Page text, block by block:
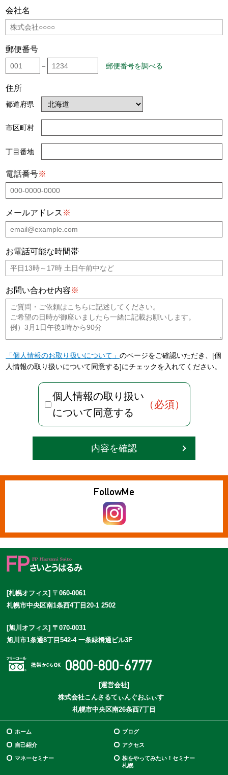
会社名
郵便番号
－ 郵便番号を調べる
住所
都道府県
市区町村
丁目番地
電話番号※
メールアドレス ※
お電話可能な時間帯
お問い合わせ内容※
「個人情報のお取り扱いについて」のページをご確認いただき、 [個
人情報の取り扱いについて同意する]にチェックを入れてください。
個人情報の取り扱い
について同意する
（必須）
内容を確認
FollowMe
[札幌オフィス] 〒060-0061
札幌市中央区南1条西4丁目20-1 2502
[旭川オフィス] 〒070-0031
旭川市1条通8丁目542-4 一条緑橋通ビル3F
[運営会社]
株式会社こんさるてぃんぐおふぃす
札幌市中央区南26条西7丁目
ホーム ブログ
自己紹介 アクセス
マネーセミナー
株をやってみたい！セミナー
札幌